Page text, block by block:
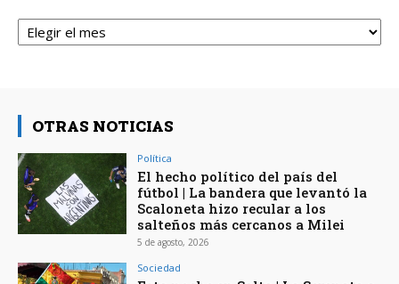
Archivos
OTRAS NOTICIAS
Política
El hecho político del país del
fútbol | La bandera que levantó la
Scaloneta hizo recular a los
salteños más cercanos a Milei
5 de agosto, 2026
Sociedad